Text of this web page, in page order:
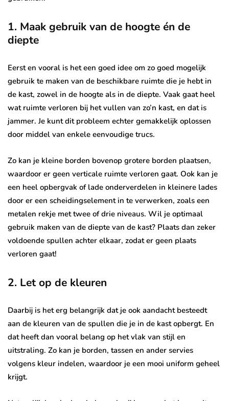
1. Maak gebruik van de hoogte én de
diepte
Eerst en vooral is het een goed idee om zo goed mogelijk
gebruik te maken van de beschikbare ruimte die je hebt in
de kast, zowel in de hoogte als in de diepte. Vaak gaat heel
wat ruimte verloren bij het vullen van zo’n kast, en dat is
jammer. Je kunt dit probleem echter gemakkelijk oplossen
door middel van enkele eenvoudige trucs.
Zo kan je kleine borden bovenop grotere borden plaatsen,
waardoor er geen verticale ruimte verloren gaat. Ook kan je
een heel opbergvak of lade onderverdelen in kleinere lades
door er een scheidingselement in te verwerken, zoals een
metalen rekje met twee of drie niveaus. Wil je optimaal
gebruik maken van de diepte van de kast? Plaats dan zeker
voldoende spullen achter elkaar, zodat er geen plaats
verloren gaat!
2. Let op de kleuren
Daarbij is het erg belangrijk dat je ook aandacht besteedt
aan de kleuren van de spullen die je in de kast opbergt. En
dat heeft dan vooral belang op het vlak van stijl en
uitstraling. Zo kan je borden, tassen en ander servies
volgens kleur indelen, waardoor je een mooi uniform geheel
krijgt.